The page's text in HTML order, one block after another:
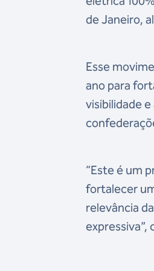
de Janeiro,
Esse
ano para
visibilidade
“Este é um
fortalecer
relevância
expressiva”,